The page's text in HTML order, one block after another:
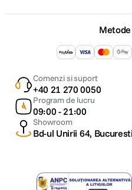
Comenzi si suport
+40 21 270 0050
Program de lucru
09:00 - 21:00
Showroom
Bd-ul Unirii 64, Bucuresti